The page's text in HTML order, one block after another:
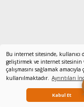
Bu internet sitesinde, kullanıcı
geliştirmek ve internet sitesinin
çalışmasını sağlamak amacıyla
kullanılmaktadır. Ayrıntıları
Kabul Et
© Tüm Hakları Saklıdır.
korunmaktadır.